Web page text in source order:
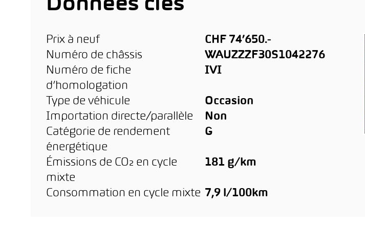
Données clés
Prix à neuf
CHF 74’650.-
Numéro de châssis
WAUZZZF30S1042276
Numéro de fiche
d’homologation
IVI
Type de véhicule
Occasion
Importation directe/parallèle
Non
Catégorie de rendement
énergétique
G
Émissions de CO₂ en cycle
mixte
181 g/km
Consommation en cycle mixte 7,9 l/100km